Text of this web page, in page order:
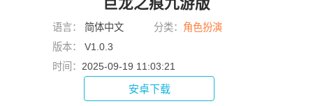
语言： 简体中文 分类： 角色扮演
版本：
V1.0.3
时间： 2025-09-19 11:03:21
安卓下载